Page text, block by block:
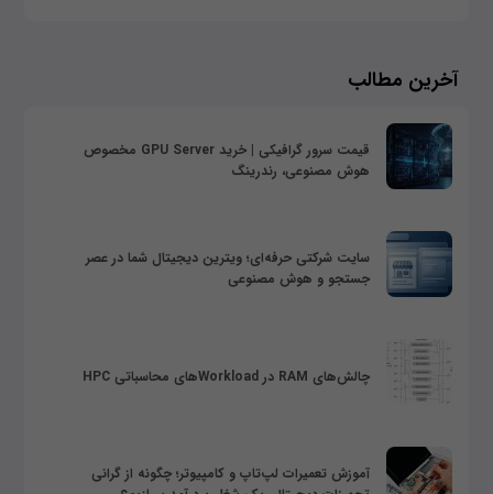
آخرین مطالب
قیمت سرور گرافیکی | خرید GPU Server مخصوص
هوش مصنوعی، رندرینگ
سایت شرکتی حرفه‌ای؛ ویترین دیجیتال شما در عصر
جستجو و هوش مصنوعی
چالش‌های RAM در Workloadهای محاسباتی HPC
آموزش تعمیرات لپ‌تاپ و کامپیوتر؛ چگونه از گرانی